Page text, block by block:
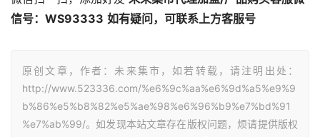
信号：WS93333 如有疑问，可联系上方客服号
原创文章，作者：未来集市，如若转载，请注明出处：
http://www.523336.com/%e6%9c%aa%e6%9d%a5%e9%9
b%86%e5%b8%82%e5%ae%98%e6%96%b9%e7%bd%91
%e7%ab%99/。如发现本站文章存在版权问题，烦请提供版权